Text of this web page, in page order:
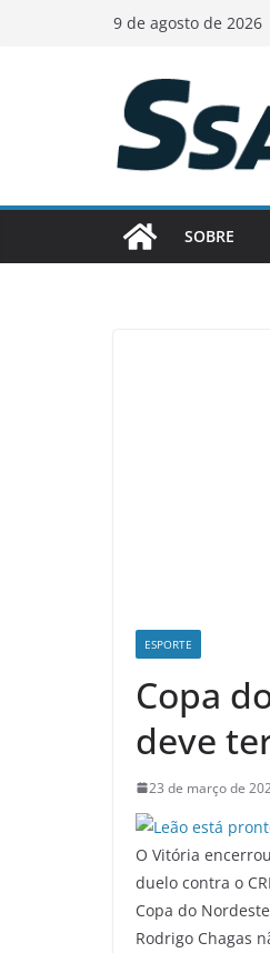
9 de agosto de 2026
SOBRE
ESPORTE
Copa
deve
23 de março de
O Vitória
duelo contra o
Copa do
Rodrigo Chagas